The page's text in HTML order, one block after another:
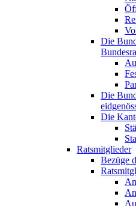
Die
Die
Die
Ratsmitglieder
Bezüge